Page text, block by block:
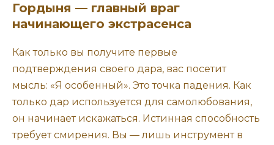
Гордыня — главный враг
начинающего экстрасенса
Как только вы получите первые
подтверждения своего дара, вас посетит
мысль: «Я особенный». Это точка падения. Как
только дар используется для самолюбования,
он начинает искажаться. Истинная способность
требует смирения. Вы — лишь инструмент в